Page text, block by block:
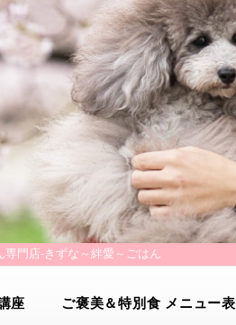
専門店-きずな～絆愛～ごはん
座 ご褒美＆特別食 メニュー表